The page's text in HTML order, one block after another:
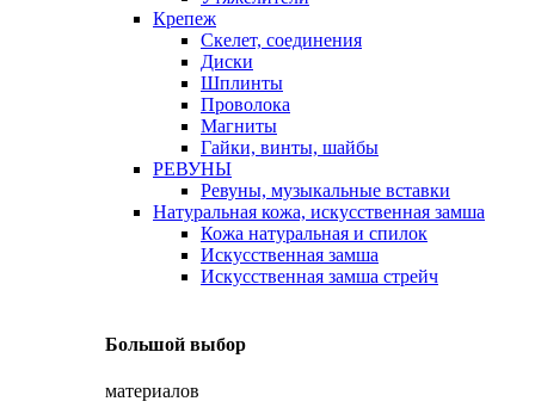
Крепеж
Скелет, соединения
Диски
Шплинты
Проволока
Магниты
Гайки, винты, шайбы
РЕВУНЫ
Ревуны, музыкальные вставки
Натуральная кожа, искусственная замша
Кожа натуральная и спилок
Искусственная замша
Искусственная замша стрейч
Большой выбор
материалов